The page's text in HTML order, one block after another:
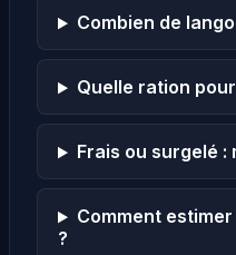
Combien de
Quelle ration
Frais ou surgelé :
Comment
?